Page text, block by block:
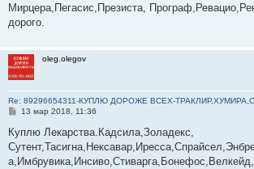
и
е
Мирцера,Пегасис,Презиста,
дорого.
oleg.olegov
Re: 89296654311-КУПЛЮ ДОРОЖЕ ВСЕХ-
С
о
б
щ
е
13 мар 2018, 11:36
Куплю Лекарства.Кадсила,Золадекс,